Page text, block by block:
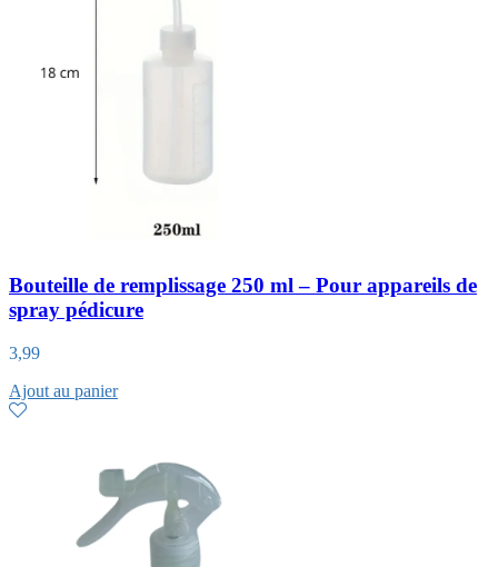
Bouteille de remplissage 250 ml – Pour appareils de
spray pédicure
3,99
Ajout au panier